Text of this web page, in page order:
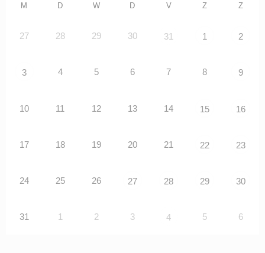
M D W D V Z Z
27 28 29 30 31 1 2
3 4 5 6 7 8 9
10 11 12 13 14 15 16
17 18 19 20 21 22 23
24 25 26 27 28 29 30
31 1 2 3 4 5 6